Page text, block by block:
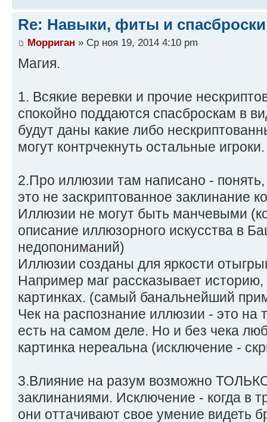
Re: Навыки, фиты и спасброски
Морриган » Ср ноя 19, 2014 4:10 pm
Магия.
1. Всякие веревки и прочие
спокойно поддаются спасброскам в
будут даны какие либо
могут контрчекнуть остальные игроки.
2.Про иллюзии там написано -
это не заскриптованное заклинание
Иллюзии не могут быть манчевыми
описание иллюзорного искусства в
недопониманий)
Иллюзии созданы для яркости
Например маг рассказывает историю,
картинках. (самый банальнейший
Чек на распознание иллюзии - это на
есть на самом деле. Но и без чека
картинка нереальна (исключение -
3.Влияние на разум возможно
заклинаниями. Исключение - когда в
они оттачивают свое умение видеть